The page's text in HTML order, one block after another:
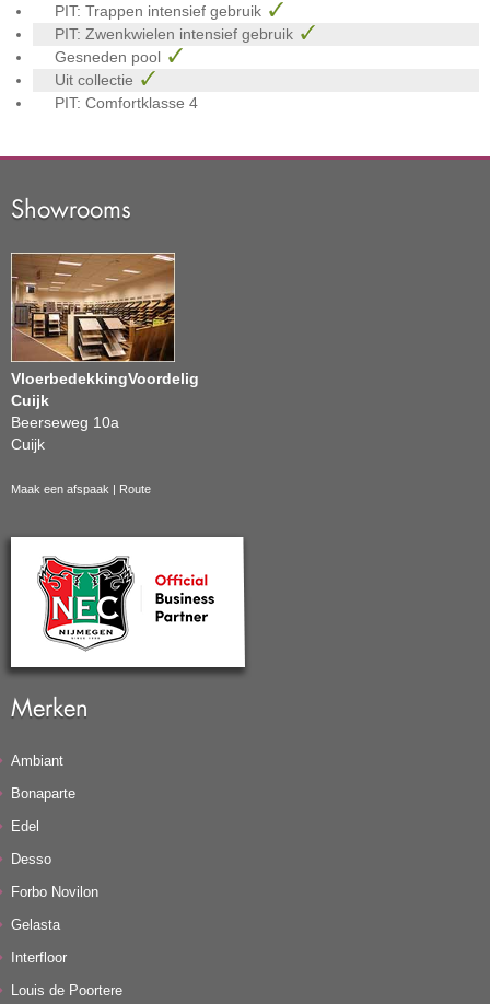
PIT: Trappen intensief gebruik
PIT: Zwenkwielen intensief gebruik
Gesneden pool
Uit collectie
PIT: Comfortklasse 4
Showrooms
VloerbedekkingVoordelig
Cuijk
Beerseweg 10a
Cuijk
Maak een afspaak | Route
Merken
Ambiant
Bonaparte
Edel
Desso
Forbo Novilon
Gelasta
Interfloor
Louis de Poortere